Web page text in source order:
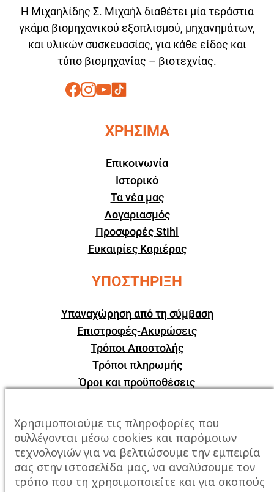
Η Μιχαηλίδης Σ. Μιχαήλ διαθέτει μία τεράστια
γκάμα βιομηχανικού εξοπλισμού, μηχανημάτων,
και υλικών συσκευασίας, για κάθε είδος και
τύπο βιομηχανίας – βιοτεχνίας.
ΧΡΗΣΙΜΑ
Επικοινωνία
Ιστορικό
Τα νέα μας
Λογαριασμός
Προσφορές Stihl
Ευκαιρίες Καριέρας
ΥΠΟΣΤΗΡΙΞΗ
Υπαναχώρηση από τη σύμβαση
Επιστροφές-Ακυρώσεις
Τρόποι Αποστολής
Τρόποι πληρωμής
Όροι και προϋποθέσεις
ΕΠΙΚΟΙΝΩΝΙΑ
Πόλη:Καβάλα, Σταυρός Αμυγδαλεώνα
Τηλέφωνο:2510247678
Χρησιμοποιούμε τις πληροφορίες που
συλλέγονται μέσω cookies και παρόμοιων
τεχνολογιών για να βελτιώσουμε την εμπειρία
σας στην ιστοσελίδα μας, να αναλύσουμε τον
τρόπο που τη χρησιμοποιείτε και για σκοπούς